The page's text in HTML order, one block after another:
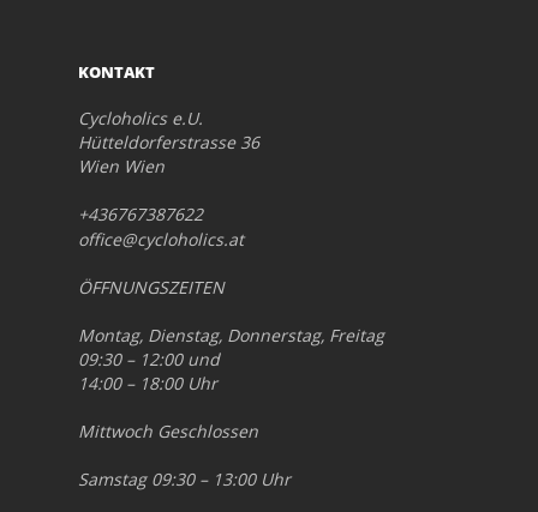
KONTAKT
Cycloholics e.U.
Hütteldorferstrasse 36
Wien Wien
+436767387622
office@cycloholics.at
ÖFFNUNGSZEITEN
Montag, Dienstag, Donnerstag, Freitag
09:30 – 12:00 und
14:00 – 18:00 Uhr
Mittwoch Geschlossen
Samstag 09:30 – 13:00 Uhr